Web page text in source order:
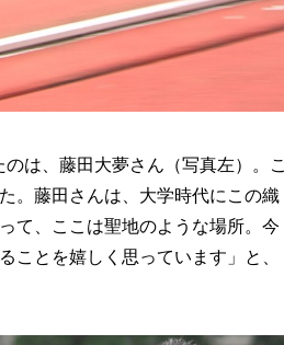
は、藤田大夢さん（写真左）。こ
。藤田さんは、大学時代にこの織
て、ここは聖地のような場所。今
ことを嬉しく思っています」と、